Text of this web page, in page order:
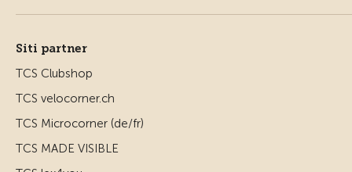
Siti partner
TCS Clubshop
TCS velocorner.ch
TCS Microcorner (de/fr)
TCS MADE VISIBLE